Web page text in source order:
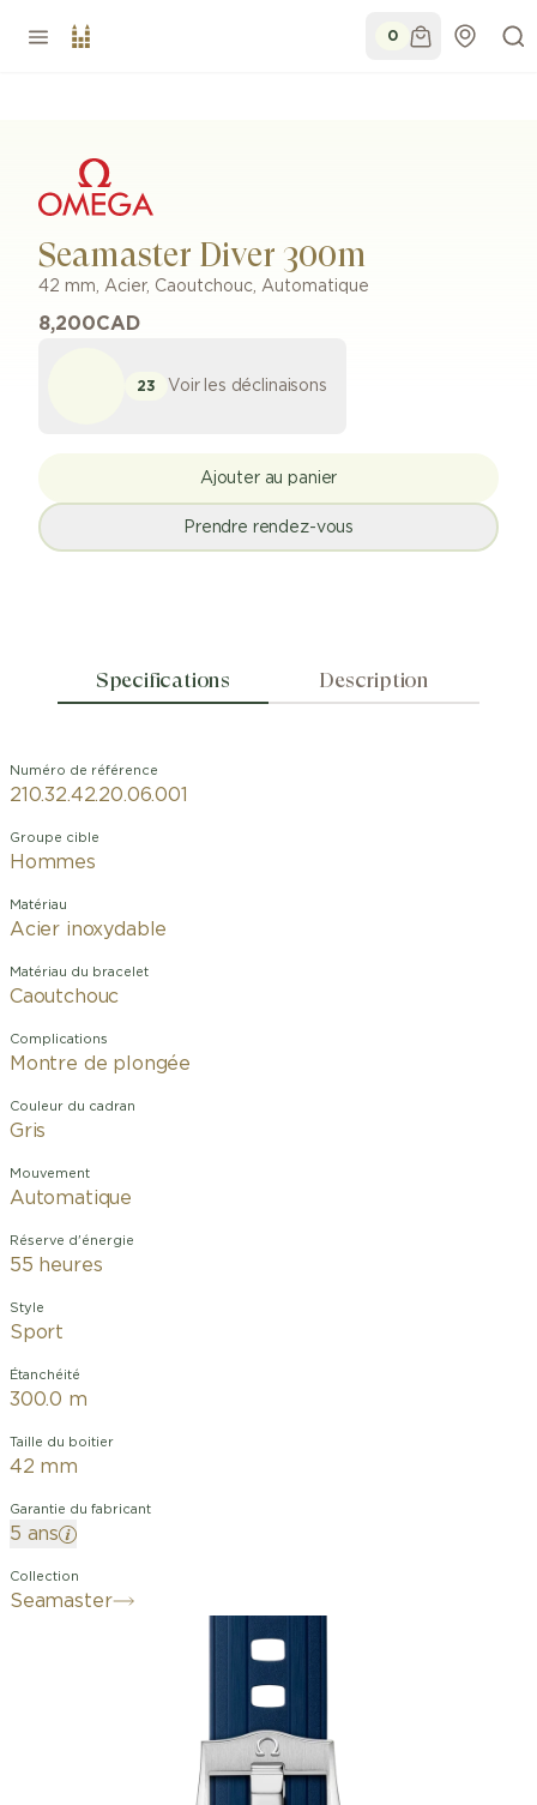
0
Seamaster Diver 300m
42 mm, Acier, Caoutchouc, Automatique
8,200CAD
23 Voir les déclinaisons
Ajouter au panier
Prendre rendez-vous
Specifications Description
Numéro de référence
210.32.42.20.06.001
Groupe cible
Hommes
Matériau
Acier inoxydable
Matériau du bracelet
Caoutchouc
Complications
Montre de plongée
Couleur du cadran
Gris
Mouvement
Automatique
Réserve d'énergie
55 heures
Style
Sport
Étanchéité
300.0 m
Taille du boitier
42 mm
Garantie du fabricant
5 ans
Collection
Seamaster